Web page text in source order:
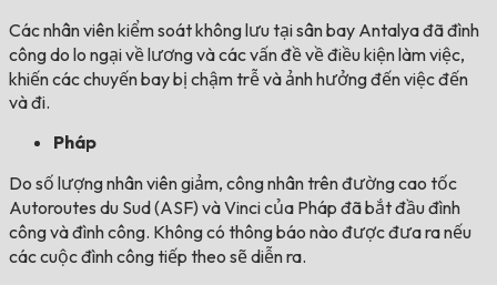
Các nhân viên kiểm soát không lưu tại sân bay Antalya đã đình
công do lo ngại về lương và các vấn đề về điều kiện làm việc,
khiến các chuyến bay bị chậm trễ và ảnh hưởng đến việc đến
và đi.
Pháp
Do số lượng nhân viên giảm, công nhân trên đường cao tốc
Autoroutes du Sud (ASF) và Vinci của Pháp đã bắt đầu đình
công và đình công. Không có thông báo nào được đưa ra nếu
các cuộc đình công tiếp theo sẽ diễn ra.